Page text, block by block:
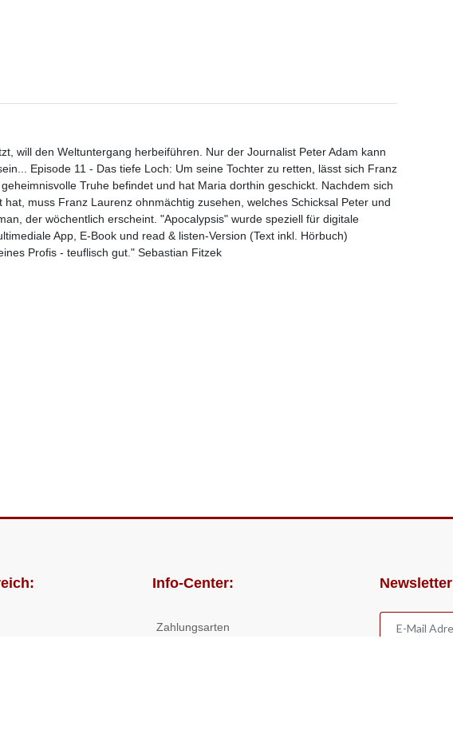
will den Weltuntergang herbeiführen. Nur der Journalist Peter Adam kann
Episode 11 - Das tiefe Loch: Um seine Tochter zu retten, lässt sich Franz
Truhe befindet und hat Maria dorthin geschickt. Nachdem sich
muss Franz Laurenz ohnmächtig zusehen, welches Schicksal Peter und
der wöchentlich erscheint. "Apocalypsis" wurde speziell für digitale
App, E-Book und read & listen-Version (Text inkl. Hörbuch)
Profis - teuflisch gut." Sebastian Fitzek
Info-Center:
Zahlungsarten
Newsletter